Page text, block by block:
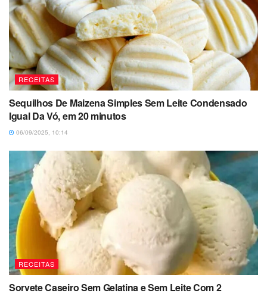
RECEITAS
Sequilhos De Maizena Simples Sem Leite Condensado
Igual Da Vó, em 20 minutos
06/09/2025, 10:14
RECEITAS
Sorvete Caseiro Sem Gelatina e Sem Leite Com 2